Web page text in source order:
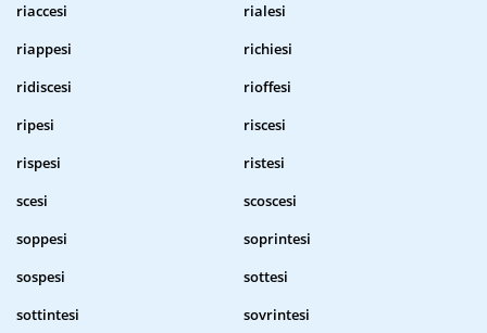
riaccesi
rialesi
riappesi
richiesi
ridiscesi
rioffesi
ripesi
riscesi
rispesi
ristesi
scesi
scoscesi
soppesi
soprintesi
sospesi
sottesi
sottintesi
sovrintesi